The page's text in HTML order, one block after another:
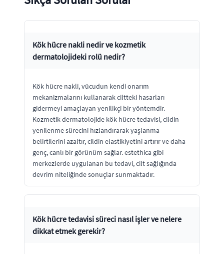
Kök hücre nakli nedir ve kozmetik
dermatolojideki rolü nedir?
Kök hücre nakli, vücudun kendi onarım
mekanizmalarını kullanarak ciltteki hasarları
gidermeyi amaçlayan yenilikçi bir yöntemdir.
Kozmetik dermatolojide kök hücre tedavisi, cildin
yenilenme sürecini hızlandırarak yaşlanma
belirtilerini azaltır, cildin elastikiyetini artırır ve daha
genç, canlı bir görünüm sağlar. estethica gibi
merkezlerde uygulanan bu tedavi, cilt sağlığında
devrim niteliğinde sonuçlar sunmaktadır.
Kök hücre tedavisi süreci nasıl işler ve nelere
dikkat etmek gerekir?